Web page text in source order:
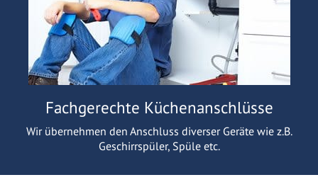
Fachgerechte Küchenanschlüsse
Wir übernehmen den Anschluss diverser Geräte wie z.B.
Geschirrspüler, Spüle etc.